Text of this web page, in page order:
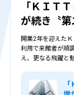
「ＫＩＴ
が続き〝
開業2年を迎えた
利用で来館者が順
え、更なる飛躍と